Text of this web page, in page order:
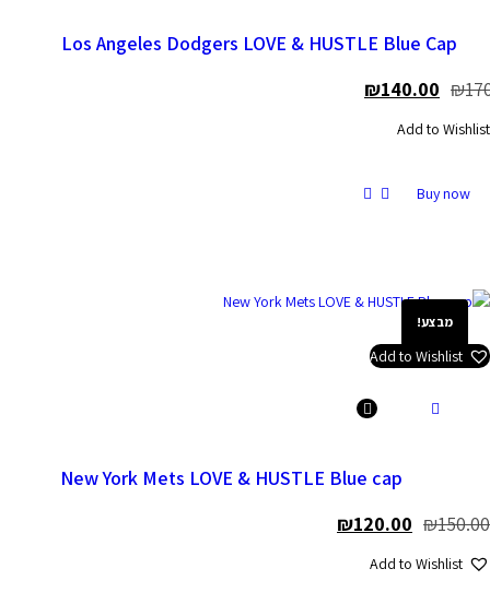
Los Angeles Dodgers LOVE & HUSTLE Blue
₪
Add
Add to
New York Mets LOVE & HUSTLE Blue cap
₪120.00
Add to